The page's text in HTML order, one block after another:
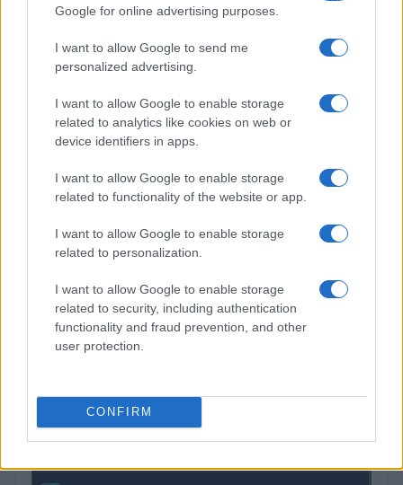
Google for online advertising purposes.
I want to allow Google to send me
personalized advertising.
I want to allow Google to enable storage
related to analytics like cookies on web or
device identifiers in apps.
I want to allow Google to enable storage
related to functionality of the website or app.
I want to allow Google to enable storage
related to personalization.
I want to allow Google to enable storage
related to security, including authentication
functionality and fraud prevention, and other
user protection.
CONFIRM
Intervención conjunta de Japón y EE.UU. para frenar la caída
Marta Ruiz · 7 Ago 2026
COTIZACIONES CRYPTO
Nombre Precio
$64,961.00
Ethereum
(ETH)
$1,916.08
XRP